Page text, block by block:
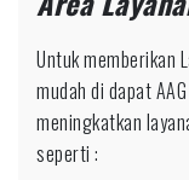
Untuk memberikan
mudah di dapat
meningkatkan
seperti :